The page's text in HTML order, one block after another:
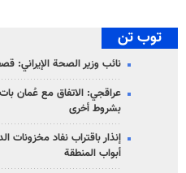
توب تن
نائب وزير الصحة الإيراني:
عراقجي: الاتفاق مع عُمان
بشروط أخرى
إنذار باقتراب نفاد مخزونات
أبواب المنطقة